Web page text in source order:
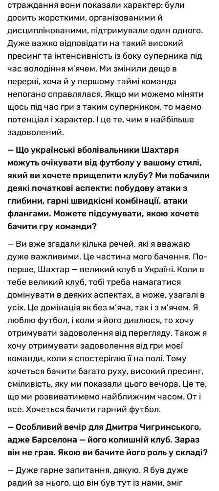
страждання вони показали характер: були
досить жорсткими, організованими й
дисциплінованими, підтримували один одного.
Дуже важко відповідати на такий високий
пресинг та інтенсивність із боку суперника під
час володіння м’ячем. Ми змінили дещо в
перерві, хоча й у першому таймі команда
непогано справлялася. Якщо ми можемо міняти
щось під час гри з таким суперником, то маємо
потенціал і характер. І це те, чим я найбільше
задоволений.
— Що українські вболівальники Шахтаря
можуть очікувати від футболу у вашому стилі,
який ви хочете прищепити клубу? Ми побачили
деякі початкові аспекти: побудову атаки з
глибини, гарні швидкісні комбінації, атаки
флангами. Можете підсумувати, якою хочете
бачити гру команди?
— Ви вже згадали кілька речей, які я вважаю
дуже важливими. Це частина мого бачення. По-
перше, Шахтар — великий клуб в Україні. Коли в
тебе великий клуб, тобі треба намагатися
домінувати в деяких аспектах, а може, узагалі в
усіх. Це домінація як без м’яча, так і з м’ячем. Я
люблю футбол, і коли я його дивлюся, то хочу
отримувати задоволення від перегляду. Також я
хочу отримувати задоволення від гри моєї
команди, коли я спостерігаю її на полі. Тому
хочеться бачити багато руху, високий пресинг,
сміливість, яку ми показали цього вечора. Це те,
що ми розвиватимемо найближчим часом. От і
все. Хочеться бачити гарний футбол.
— Особливий вечір для Дмитра Чигринського,
адже Барселона — його колишній клуб. Зараз
він не грав. Якою ви бачите його роль у складі?
— Дуже гарне запитання, дякую. Я був дуже
радий за нього, що він був тут із нами, зміг